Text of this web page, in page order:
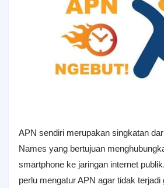
APN sendiri merupakan singkatan
Names yang bertujuan
smartphone ke jaringan internet
perlu mengatur APN agar tidak